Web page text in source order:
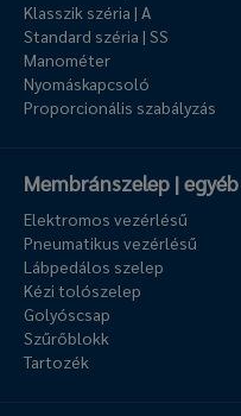
Klasszik széria | A
Standard széria | SS
Manométer
Nyomáskapcsoló
Proporcionális szabályzás
Membránszelep |
Elektromos vezérlésű
Pneumatikus vezérlésű
Lábpedálos szelep
Kézi tolószelep
Golyóscsap
Szűrőblokk
Tartozék